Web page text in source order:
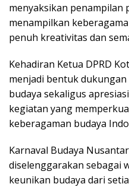
menyaksikan penampilan
menampilkan
penuh kreativitas dan
Kehadiran Ketua DPRD
menjadi bentuk
budaya sekaligus
kegiatan yang
keberagaman budaya
Karnaval Budaya
diselenggarakan sebagai
keunikan budaya dari